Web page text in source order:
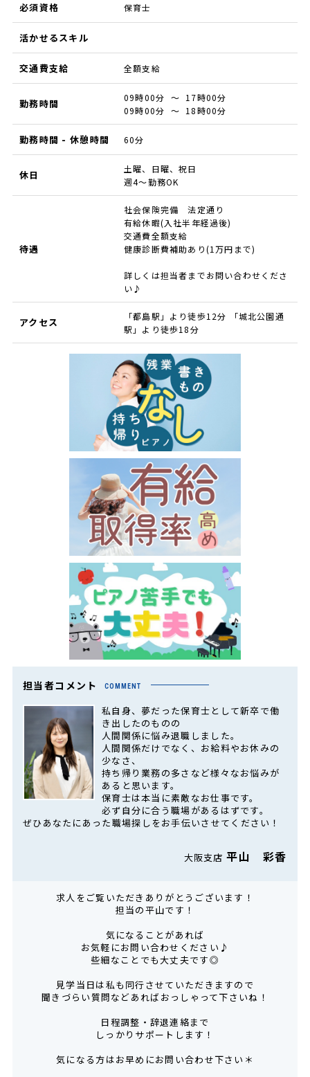
必須資格 保育士
活かせるスキル
交通費支給 全額支給
勤務時間
09時00分 ～ 17時00分
09時00分 ～ 18時00分
勤務時間 - 休憩時間 60分
休日
土曜、日曜、祝日
週4～勤務OK
待遇
社会保険完備 法定通り
有給休暇(入社半年経過後)
交通費全額支給
健康診断費補助あり(1万円まで)
詳しくは担当者までお問い合わせくださ
い♪
アクセス
「都島駅」より徒歩12分 「城北公園通
駅」より徒歩18分
担当者コメント COMMENT
私自身、夢だった保育士として新卒で働
き出したのものの
人間関係に悩み退職しました。
人間関係だけでなく、お給料やお休みの
少なさ、
持ち帰り業務の多さなど様々なお悩みが
あると思います。
保育士は本当に素敵なお仕事です。
必ず自分に合う職場があるはずです。
ぜひあなたにあった職場探しをお手伝いさせてください！
大阪支店平山 彩香
求人をご覧いただきありがとうございます！
担当の平山です！
気になることがあれば
お気軽にお問い合わせください♪
些細なことでも大丈夫です◎
見学当日は私も同行させていただきますので
聞きづらい質問などあればおっしゃって下さいね！
日程調整・辞退連絡まで
しっかりサポートします！
気になる方はお早めにお問い合わせ下さい＊